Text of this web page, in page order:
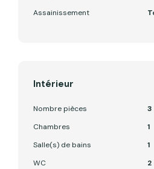
Assainissement
Intérieur
Nombre pièces
3
Chambres
1
Salle(s) de bains
1
WC
2